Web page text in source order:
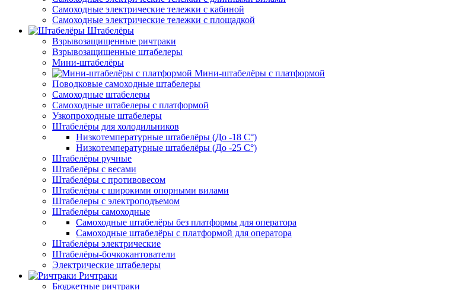
Самоходные электрические тележки с кабиной
Самоходные электрические тележки с площадкой
Штабелёры
Взрывозащищенные ричтраки
Взрывозащищенные штабелеры
Мини-штабелёры
Мини-штабелёры с платформой
Поводковые самоходные штабелеры
Самоходные штабелеры
Самоходные штабелеры с платформой
Узкопроходные штабелеры
Штабелёры для холодильников
Низкотемпературные штабелёры (До -18 C°)
Низкотемпературные штабелёры (До -25 C°)
Штабелёры ручные
Штабелёры с весами
Штабелёры с противовесом
Штабелёры с широкими опорными вилами
Штабелеры с электроподъемом
Штабелёры самоходные
Самоходные штабелёры без платформы для оператора
Самоходные штабелёры с платформой для оператора
Штабелёры электрические
Штабелёры-бочкокантователи
Электрические штабелеры
Ричтраки
Бюджетные ричтраки